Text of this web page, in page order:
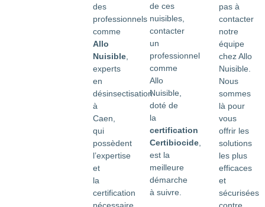
des
professionnels
comme
Allo
Nuisible,
experts
en
désinsectisation
à
Caen,
qui
possèdent
l’expertise
et
la
certification
nécessaire
de ces
nuisibles,
contacter
un
professionnel
comme
Allo
Nuisible,
doté de
la
certification
Certibiocide
est la
meilleure
démarche
à suivre.
pas à
contacter
notre
équipe
chez Allo
Nuisible.
Nous
sommes
là pour
vous
offrir les
solutions
les plus
efficaces
et
sécurisées